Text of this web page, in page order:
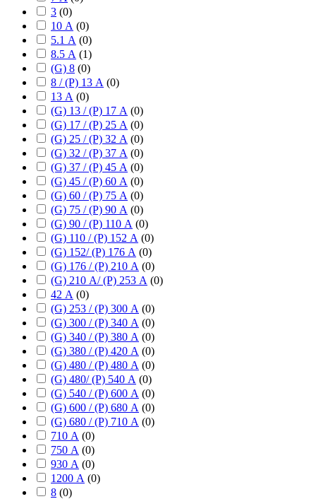
3 (0)
10 А (0)
5.1 А (0)
8.5 А (1)
(G) 8 (0)
8 / (P) 13 А (0)
13 А (0)
(G) 13 / (P) 17 А (0)
(G) 17 / (P) 25 А (0)
(G) 25 / (P) 32 А (0)
(G) 32 / (P) 37 А (0)
(G) 37 / (P) 45 А (0)
(G) 45 / (P) 60 А (0)
(G) 60 / (P) 75 А (0)
(G) 75 / (P) 90 А (0)
(G) 90 / (P) 110 А (0)
(G) 110 / (P) 152 А (0)
(G) 152/ (P) 176 А (0)
(G) 176 / (P) 210 А (0)
(G) 210 А/ (P) 253 А (0)
42 А (0)
(G) 253 / (P) 300 А (0)
(G) 300 / (P) 340 А (0)
(G) 340 / (P) 380 А (0)
(G) 380 / (P) 420 А (0)
(G) 480 / (P) 480 А (0)
(G) 480/ (P) 540 А (0)
(G) 540 / (P) 600 А (0)
(G) 600 / (P) 680 А (0)
(G) 680 / (P) 710 А (0)
710 А (0)
750 А (0)
930 А (0)
1200 А (0)
8 (0)